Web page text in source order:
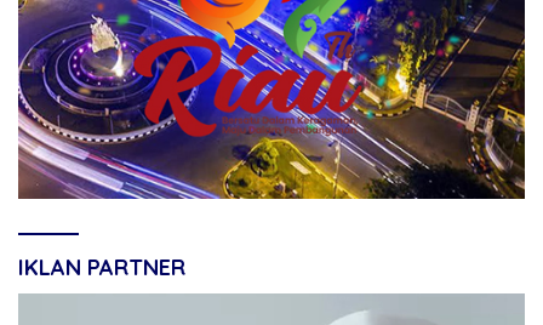
IKLAN PARTNER